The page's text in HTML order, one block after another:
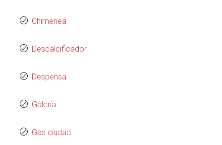
Chimenea
Descalcificador
Despensa
Galería
Gas ciudad